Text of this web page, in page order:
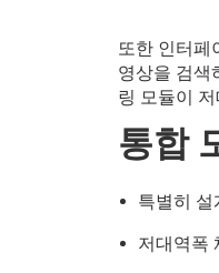
또한 인터페
영상을 검색
링 모듈이
통합
특별히
저대역폭